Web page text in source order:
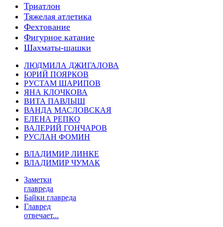
Триатлон
Тяжелая атлетика
Фехтование
Фигурное катание
Шахматы-шашки
ЛЮДМИЛА ДЖИГАЛОВА
ЮРИЙ ПОЯРКОВ
РУСТАМ ШАРИПОВ
ЯНА КЛОЧКОВА
ВИТА ПАВЛЫШ
ВАНДА МАСЛОВСКАЯ
ЕЛЕНА РЕПКО
ВАЛЕРИЙ ГОНЧАРОВ
РУСЛАН ФОМИН
ВЛАДИМИР ЛИНКЕ
ВЛАДИМИР ЧУМАК
Заметки
главреда
Байки главреда
Главред
отвечает...